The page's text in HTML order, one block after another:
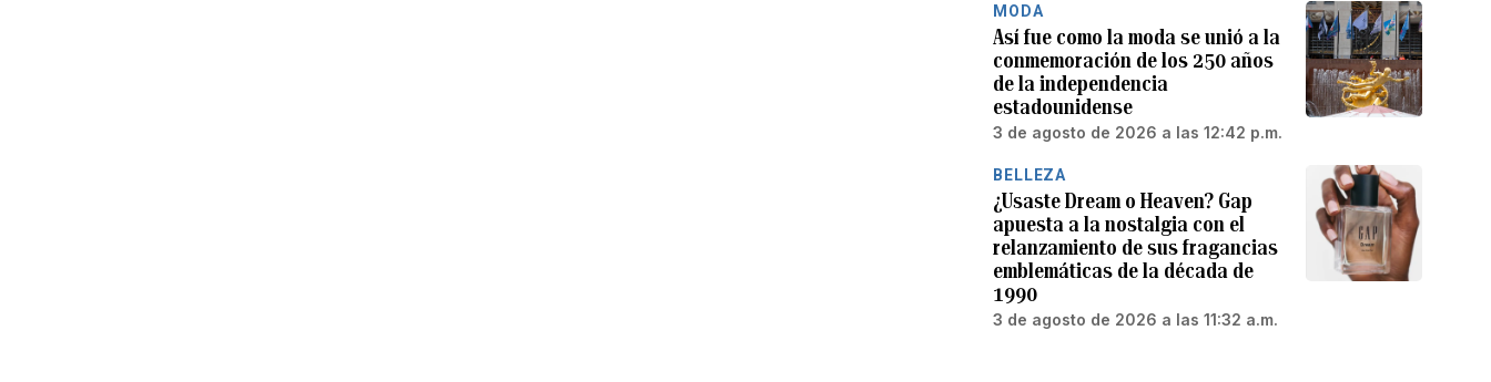
MODA
Así fue como la moda se unió a la
conmemoración de los 250 años
de la independencia
estadounidense
3 de agosto de 2026 a las 12:42 p.m.
BELLEZA
¿Usaste Dream o Heaven? Gap
apuesta a la nostalgia con el
relanzamiento de sus fragancias
emblemáticas de la década de
1990
3 de agosto de 2026 a las 11:32 a.m.